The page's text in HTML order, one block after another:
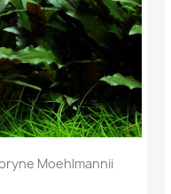
Aperçu rapide
Moehlmannii